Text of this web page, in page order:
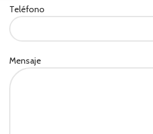
Teléfono
Mensaje